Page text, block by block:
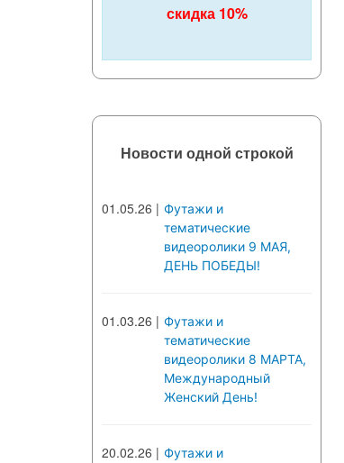
скидка 10%
Новости одной строкой
01.05.26 | Футажи и
тематические
видеоролики 9 МАЯ,
ДЕНЬ ПОБЕДЫ!
01.03.26 | Футажи и
тематические
видеоролики 8 МАРТА,
Международный
Женский День!
20.02.26 | Футажи и